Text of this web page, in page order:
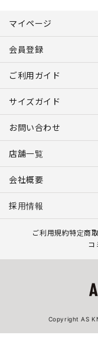
マイページ
会員登録
ご利用ガイド
サイズガイド
お問い合わせ
店舗一覧
会社概要
採用情報
ご利用規約特定商
コ
Copyright AS